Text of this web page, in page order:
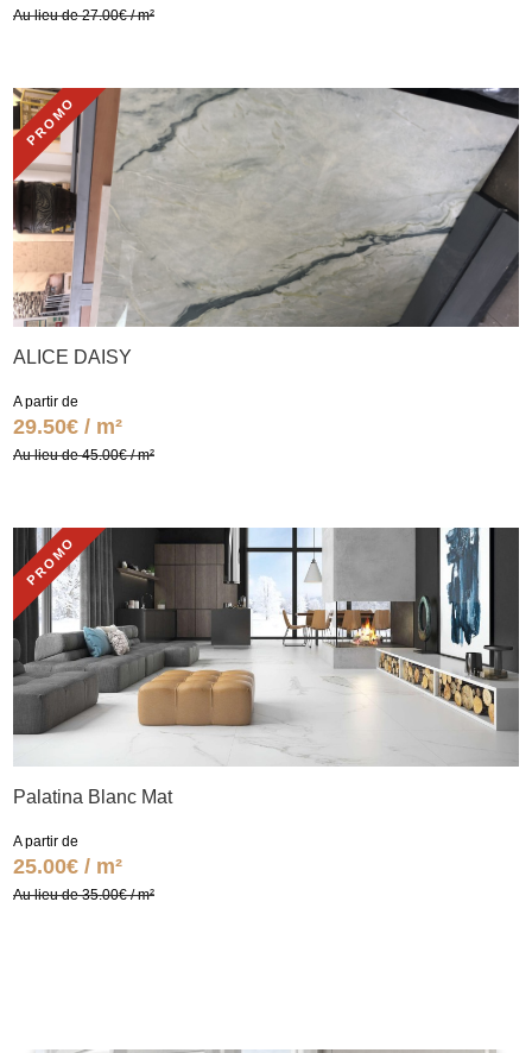
Au lieu de 27.00€ / m²
PROMO
ALICE DAISY
A partir de
29.50€ / m²
Au lieu de 45.00€ / m²
PROMO
Palatina Blanc Mat
A partir de
25.00€ / m²
Au lieu de 35.00€ / m²